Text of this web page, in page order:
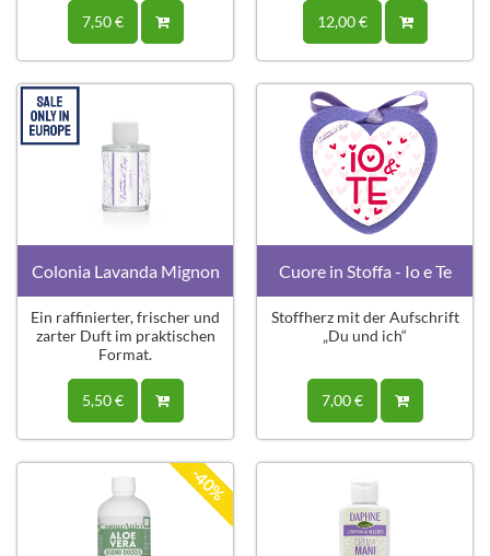
7,50 € 12,00 €
Colonia Lavanda Mignon
Ein raffinierter, frischer und
zarter Duft im praktischen
Format.
5,50 €
Cuore in Stoffa - Io e Te
Stoffherz mit der Aufschrift
„Du und ich“
7,00 €
-40%